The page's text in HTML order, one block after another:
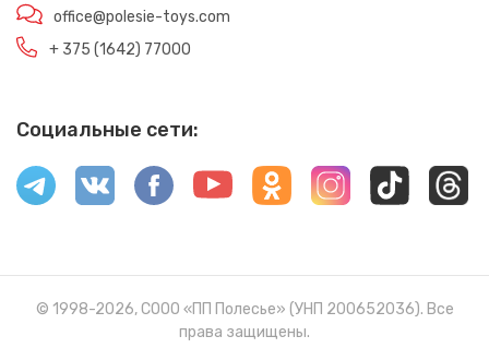
office@polesie-toys.com
+ 375 (1642) 77000
Социальные сети:
© 1998-2026, СООО «ПП Полесье» (УНП 200652036). Все
права защищены.